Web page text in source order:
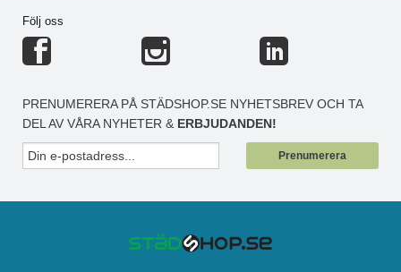
Följ oss
PRENUMERERA PÅ STÄDSHOP.SE NYHETSBREV OCH TA
DEL AV VÅRA NYHETER & ERBJUDANDEN!
Prenumerera